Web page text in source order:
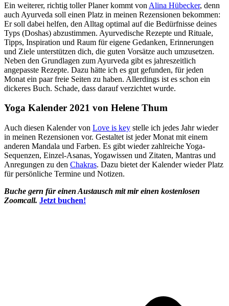
Ein weiterer, richtig toller Planer kommt von Alina Hübecker, denn
auch Ayurveda soll einen Platz in meinen Rezensionen bekommen:
Er soll dabei helfen, den Alltag optimal auf die Bedürfnisse deines
Typs (Doshas) abzustimmen. Ayurvedische Rezepte und Rituale,
Tipps, Inspiration und Raum für eigene Gedanken, Erinnerungen
und Ziele unterstützen dich, die guten Vorsätze auch umzusetzen.
Neben den Grundlagen zum Ayurveda gibt es jahreszeitlich
angepasste Rezepte. Dazu hätte ich es gut gefunden, für jeden
Monat ein paar freie Seiten zu haben. Allerdings ist es schon ein
dickeres Buch. Schade, dass darauf verzichtet wurde.
Yoga Kalender 2021 von Helene Thum
Auch diesen Kalender von Love is key stelle ich jedes Jahr wieder
in meinen Rezensionen vor. Gestaltet ist jeder Monat mit einem
anderen Mandala und Farben. Es gibt wieder zahlreiche Yoga-
Sequenzen, Einzel-Asanas, Yogawissen und Zitaten, Mantras und
Anregungen zu den Chakras. Dazu bietet der Kalender wieder Platz
für persönliche Termine und Notizen.
Buche gern für einen Austausch mit mir einen kostenlosen
Zoomcall. Jetzt buchen!